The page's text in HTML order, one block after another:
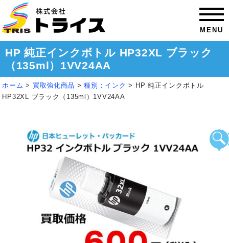
MENU
HP 純正インクボトル HP32XL ブラック
（135ml）1VV24AA
ホーム > 買取強化商品 >種別：インク >
HP 純正インクボトル
HP32XL ブラック（135ml）1VV24AA